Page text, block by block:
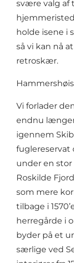
svære valg af
holde isene i
så vi kan nå
retroskær.
Vi forlader
endnu
igennem
under en
Roskilde
som mere
tilbage i
herregårde i
byder på et
særlige ved